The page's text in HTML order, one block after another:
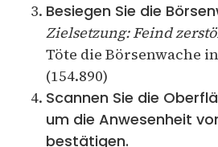
Besiegen Sie die
Zielsetzung: Feind
Töte die Börsenwache
(154.890)
Scannen Sie die
um die Anwesenheit
bestätigen.